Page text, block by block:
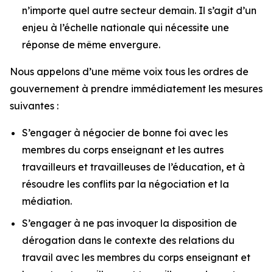
n’importe quel autre secteur demain. Il s’agit d’un
enjeu à l’échelle nationale qui nécessite une
réponse de même envergure.
Nous appelons d’une même voix tous les ordres de
gouvernement à prendre immédiatement les mesures
suivantes :
S’engager à négocier de bonne foi avec les
membres du corps enseignant et les autres
travailleurs et travailleuses de l’éducation, et à
résoudre les conflits par la négociation et la
médiation.
S’engager à ne pas invoquer la disposition de
dérogation dans le contexte des relations du
travail avec les membres du corps enseignant et